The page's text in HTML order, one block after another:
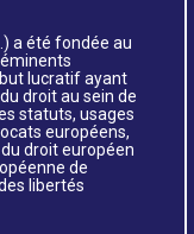
a été fondée au
lucratif ayant
droit au sein de
statuts, usages
européens,
droit européen
de
libertés